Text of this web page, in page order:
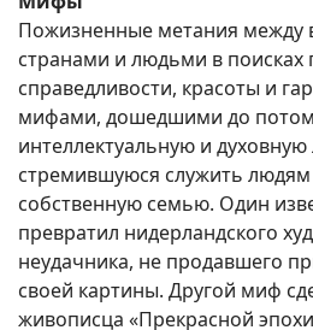
Пожизненные метания между
странами и людьми в поисках
справедливости, красоты и
мифами, дошедшими до
интеллектуальную и
стремившуюся служить
собственную семью. Один
превратил нидерландского
неудачника, не продавшего
своей картины. Другой миф
живописца «Прекрасной